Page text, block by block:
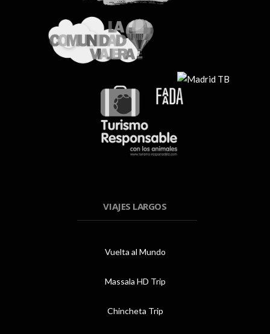
VIAJES LARGOS
Vuelta al Mundo
Massala HD Trip
Chincheta Trip